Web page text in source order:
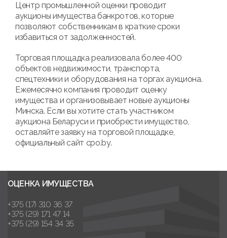
Центр промышленной оценки проводит
аукционы имущества банкротов, которые
позволяют собственникам в краткие сроки
избавиться от задолженностей.
Торговая площадка реализовала более 400
объектов недвижимости, транспорта,
спецтехники и оборудования на торгах аукциона.
Ежемесячно компания проводит оценку
имущества и организовывает новые аукционы
Минска. Если вы хотите стать участником
аукциона Беларуси и приобрести имущество,
оставляйте заявку на торговой площадке,
официальный сайт cpo.by.
ОЦЕНКА ИМУЩЕСТВА
+375 (17) 310 36 37
+375 (29) 171 47 14
+375 (29) 154 34 35